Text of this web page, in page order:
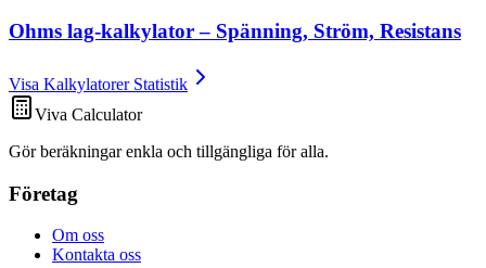
Ohms lag-kalkylator – Spänning, Ström, Resistans
Visa Kalkylatorer Statistik
Viva Calculator
Gör beräkningar enkla och tillgängliga för alla.
Företag
Om oss
Kontakta oss